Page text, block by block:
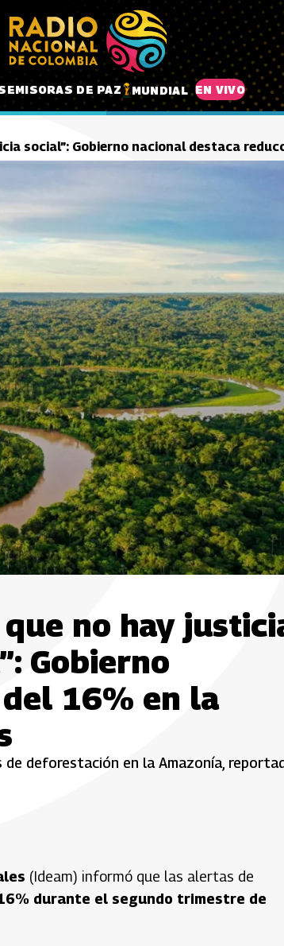
EMISORAS DE PAZ MUNDIAL EN VIVO
social”: Gobierno nacional destaca
no hay
Gobierno
16% en la
deforestación en la Amazonía,
(Ideam) informó que las alertas de
durante el segundo trimestre de